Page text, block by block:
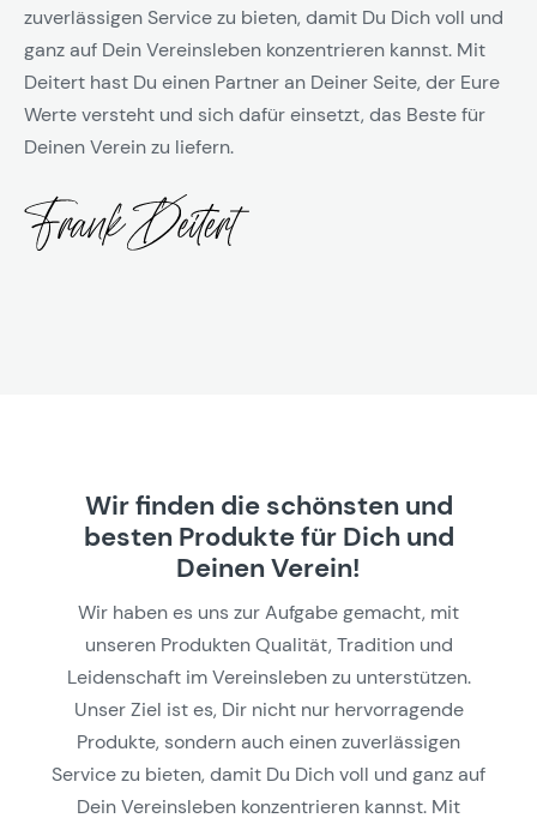
zuverlässigen Service zu bieten, damit Du Dich voll und
ganz auf Dein Vereinsleben konzentrieren kannst. Mit
Deitert hast Du einen Partner an Deiner Seite, der Eure
Werte versteht und sich dafür einsetzt, das Beste für
Deinen Verein zu liefern.
Wir finden die schönsten und
besten Produkte für Dich und
Deinen Verein!
Wir haben es uns zur Aufgabe gemacht, mit
unseren Produkten Qualität, Tradition und
Leidenschaft im Vereinsleben zu unterstützen.
Unser Ziel ist es, Dir nicht nur hervorragende
Produkte, sondern auch einen zuverlässigen
Service zu bieten, damit Du Dich voll und ganz auf
Dein Vereinsleben konzentrieren kannst. Mit